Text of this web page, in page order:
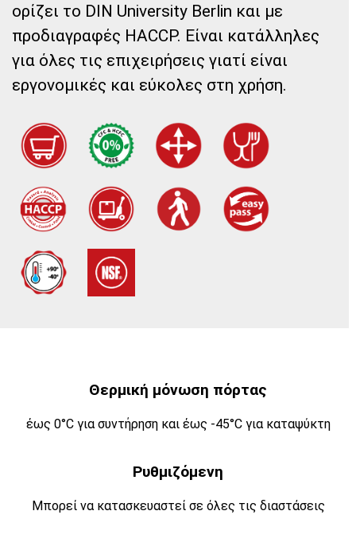
ορίζει το DIN University Berlin και με
προδιαγραφές HACCP. Είναι κατάλληλες
για όλες τις επιχειρήσεις γιατί είναι
εργονομικές και εύκολες στη χρήση.
Θερμική μόνωση πόρτας
έως 0°C για συντήρηση και έως -45°C για καταψύκτη
Ρυθμιζόμενη
Μπορεί να κατασκευαστεί σε όλες τις διαστάσεις